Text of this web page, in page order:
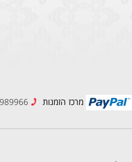
מרכז הזמנות 04-9989966